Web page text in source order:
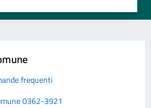
frequenti
0362-3921